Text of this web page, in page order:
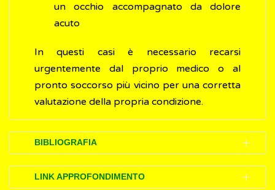
un occhio accompagnato da dolore
acuto
In questi casi è necessario recarsi
urgentemente dal proprio medico o al
pronto soccorso più vicino per una corretta
valutazione della propria condizione.
BIBLIOGRAFIA
NHS.Headaches(Inglese)
LINK APPROFONDIMENTO